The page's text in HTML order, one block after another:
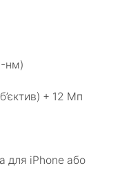
нм)
+ 12 Мп
для iPhone або